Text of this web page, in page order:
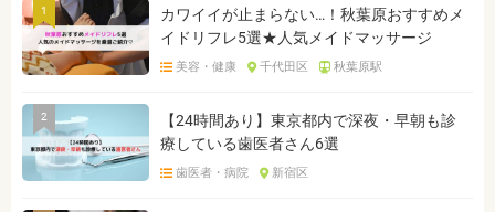
1
カワイイが止まらない…！秋葉原おすすめメ
イドリフレ5選★人気メイドマッサージ
美容・健康 千代田区 秋葉原駅
2
【24時間あり】東京都内で深夜・早朝も診
療している歯医者さん6選
歯医者・病院 新宿区